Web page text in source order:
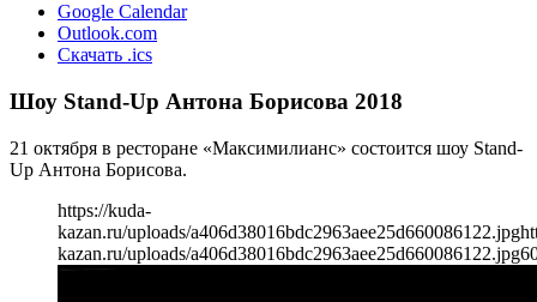
Google Calendar
Outlook.com
Скачать .ics
Шоу Stand-Up Антона Борисова 2018
21 октября в ресторане «Максимилианс» состоится шоу Stand-
Up Антона Борисова.
https://kuda-
kazan.ru/uploads/a406d38016bdc2963aee25d660086122.jpg
kazan.ru/uploads/a406d38016bdc2963aee25d660086122.jpg